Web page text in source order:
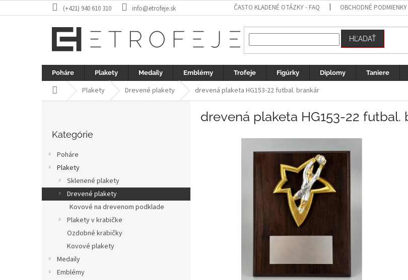
na
(+421) 940 610 310 info@etrofeje.sk ČASTO KLADENÉ OTÁZKY - FAQ OBCHODNÉ PODMIENKY
HĽADAŤ
Poháre Plakety Medaily Emblémy Trofeje Figúrky Diplomy Taniere
DomovPlakety Drevené plakety drevená plaketa HG153-22 futbal. brankár
kategórie
Kategórie
Poháre
Plakety
Sklenené plakety
Drevené plakety
Kovové na drevenom podklade
Plakety v krabičke
Ozdobné krabičky
Kovové plakety
Medaily
Emblémy
drevená plaketa HG153-22 futbal.